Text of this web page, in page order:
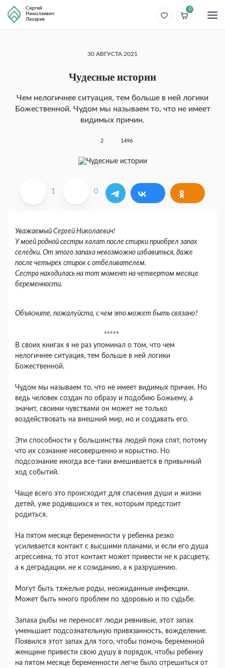
Сергей
Николаевич
Лазарев
0
30 АВГУСТА 2021
Чудесные истории
Чем нелогичнее ситуация, тем больше в ней логики
Божественной. Чудом мы называем то, что не имеет
видимых причин.
2 1496
1 0
Уважаемый Сергей Николаевич!
У моей родной сестры халат после стирки приобрел запах
селедки. От этого запаха невозможно избавиться, даже
после четырех стирок с отбеливателем.
Сестра находилась на тот момент на четвертом месяце
беременности.
Объясните, пожалуйста, с чем это может быть связано?
*****
В своих книгах я не раз упоминал о том, что чем
нелогичнее ситуация, тем больше в ней логики
Божественной.
Чудом мы называем то, что не имеет видимых причин. Но
ведь человек создан по образу и подобию Божьему, а
значит, своими чувствами он может не только
воздействовать на внешний мир, но и создавать его.
Эти способности у большинства людей пока спят, потому
что их сознание несовершенно и корыстно. Но
подсознание иногда все-таки вмешивается в привычный
ход событий.
Чаще всего это происходит для спасения души и жизни
детей, уже родившихся и тех, которым предстоит
родиться.
На пятом месяце беременности у ребенка резко
усиливается контакт с высшими планами, и если его душа
агрессивна, то этот контакт может привести не к расцвету,
а к деградации, не к созиданию, а к разрушению.
Могут быть тяжелые роды, неожиданные инфекции.
Может быть много проблем по здоровью и по судьбе.
Запаха рыбы не переносят люди ревнивые, этот запах
уменьшает подсознательную привязанность, вожделение.
Появился этот запах для того, чтобы помочь беременной
женщине привести свою душу в порядок, чтобы ребенку
на пятом месяце беременности легче было отрешиться от